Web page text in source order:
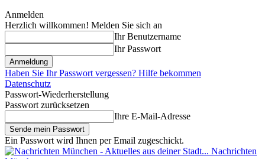
Anmelden
Herzlich willkommen! Melden Sie sich an
Ihr Benutzername
Ihr Passwort
Haben Sie Ihr Passwort vergessen? Hilfe bekommen
Datenschutz
Passwort-Wiederherstellung
Passwort zurücksetzen
Ihre E-Mail-Adresse
Ein Passwort wird Ihnen per Email zugeschickt.
Nachrichten